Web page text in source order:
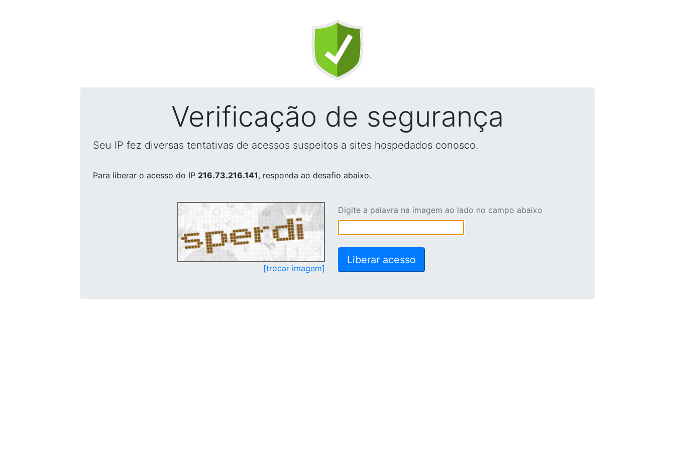
Verificação de segurança
Seu IP fez diversas tentativas de acessos suspeitos a sites hospedados conosco.
Para liberar o acesso do IP 216.73.216.141, responda ao desafio abaixo.
[trocar imagem]
Digite a palavra na imagem ao lado no campo abaixo